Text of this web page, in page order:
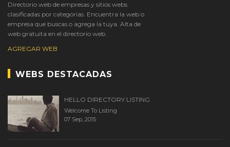
Directorio web de empresas y sitios webs
clasificadas por categorías. Encuentra la web o
empresa que buscas o agrega la tuya. Alta de
web gratuita en el directorio web.
AGREGAR WEB
WEBS DESTACADAS
HELLO DIRECTORY LISTING
Welcome To Listing
07 Sep, 2015